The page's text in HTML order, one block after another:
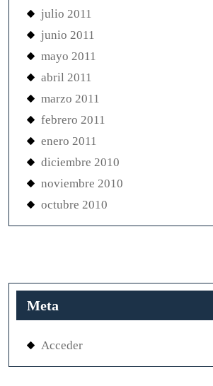
julio 2011
junio 2011
mayo 2011
abril 2011
marzo 2011
febrero 2011
enero 2011
diciembre 2010
noviembre 2010
octubre 2010
Meta
Acceder